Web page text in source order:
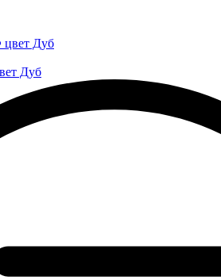
Дуб